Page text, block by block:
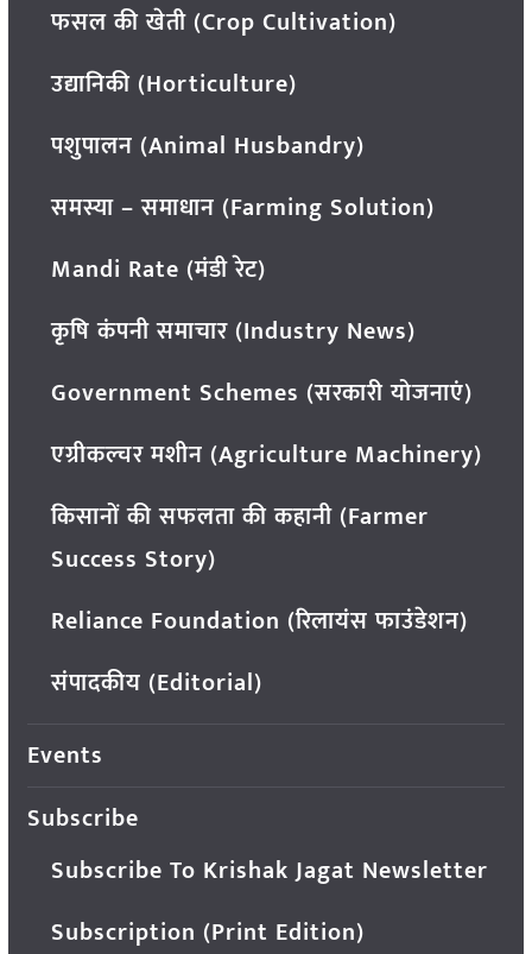
फसल की खेती (Crop Cultivation)
उद्यानिकी (Horticulture)
पशुपालन (Animal Husbandry)
समस्या – समाधान (Farming Solution)
Mandi Rate (मंडी रेट)
कृषि कंपनी समाचार (Industry News)
Government Schemes (सरकारी योजनाएं)
एग्रीकल्चर मशीन (Agriculture Machinery)
किसानों की सफलता की कहानी (Farmer
Success Story)
Reliance Foundation (रिलायंस फाउंडेशन)
संपादकीय (Editorial)
Events
Subscribe
Subscribe To Krishak Jagat Newsletter
Subscription (Print Edition)